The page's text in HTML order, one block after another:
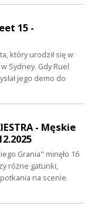
15 -
który urodził się w
Sydney. Gdy Ruel
jego demo do
- Męskie
Grania" minęło 16
różne gatunki,
na scenie.